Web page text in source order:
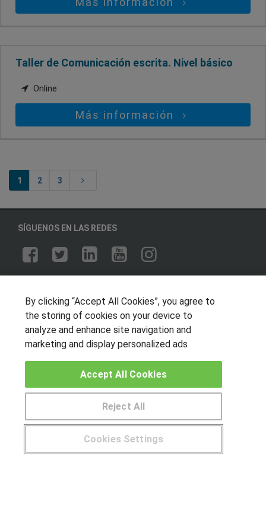
Taller de Comunicación escrita. Nivel básico
Online
Más información
1 2 3
SÍGUENOS EN LAS REDES
Muro de los idiomas
Hablemos de empleo
Locos por las becas
CENTROS DE FORMACIÓN
Publicar cursos
USUARIOS
¿Tienes alguna duda? 900 264 357
By clicking “Accept All Cookies”, you agree to
the storing of cookies on your device to
analyze and enhance site navigation and
marketing and display personalized ads
Cookies Settings
Reject All
Accept All Cookies